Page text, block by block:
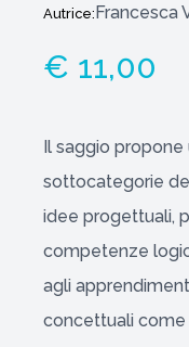
Autrice:Francesca
€ 11,00
Il saggio propone
sottocategorie
idee progettuali,
competenze
agli
concettuali come